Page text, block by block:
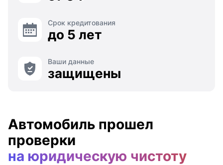
Срок кредитования
до 5 лет
Ваши данные
защищены
Автомобиль прошел
проверки
на юридическую чистоту